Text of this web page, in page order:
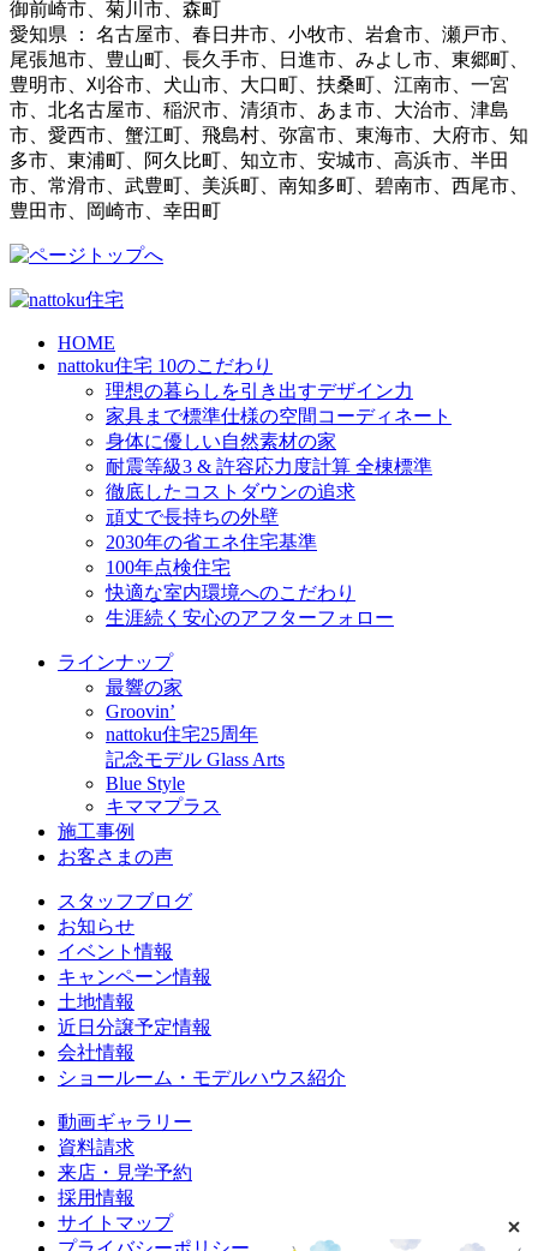
御前崎市、菊川市、森町
愛知県 ： 名古屋市、春日井市、小牧市、岩倉市、瀬戸市、
尾張旭市、豊山町、長久手市、日進市、みよし市、東郷町、
豊明市、刈谷市、犬山市、大口町、扶桑町、江南市、一宮
市、北名古屋市、稲沢市、清須市、あま市、大治市、津島
市、愛西市、蟹江町、飛島村、弥富市、東海市、大府市、知
多市、東浦町、阿久比町、知立市、安城市、高浜市、半田
市、常滑市、武豊町、美浜町、南知多町、碧南市、西尾市、
豊田市、岡崎市、幸田町
HOME
nattoku住宅 10のこだわり
理想の暮らしを引き出すデザイン力
家具まで標準仕様の空間コーディネート
身体に優しい自然素材の家
耐震等級3 & 許容応力度計算 全棟標準
徹底したコストダウンの追求
頑丈で長持ちの外壁
2030年の省エネ住宅基準
100年点検住宅
快適な室内環境へのこだわり
生涯続く安心のアフターフォロー
ラインナップ
最響の家
Groovin’
nattoku住宅25周年
記念モデル Glass Arts
Blue Style
キママプラス
施工事例
お客さまの声
スタッフブログ
お知らせ
イベント情報
キャンペーン情報
土地情報
近日分譲予定情報
会社情報
ショールーム・モデルハウス紹介
動画ギャラリー
資料請求
来店・見学予約
採用情報
サイトマップ